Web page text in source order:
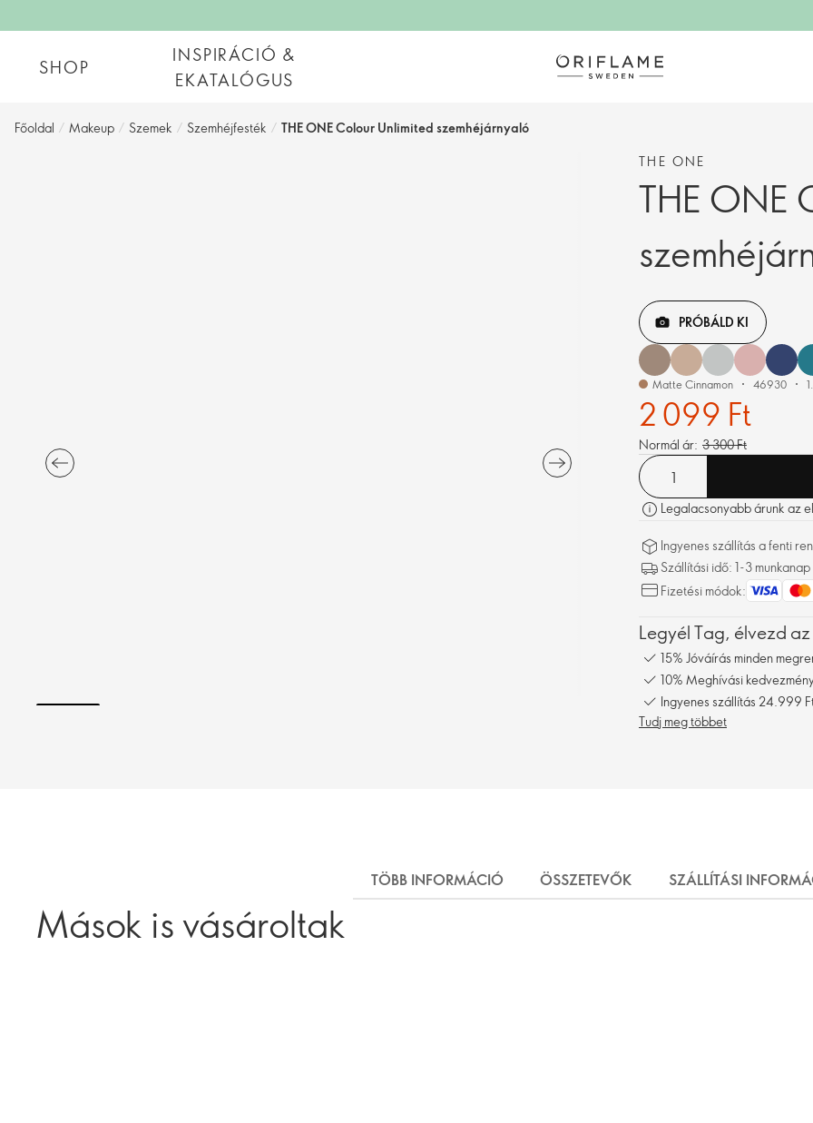
SHOP
INSPIRÁCIÓ &
EKATALÓGUS
Főoldal / Makeup / Szemek / Szemhéjfesték / THE ONE Colour Unlimited szemhéjárnyaló
THE ONE
THE ONE
PRÓBÁLD KI
Matte Cinnamon 46930
2 099 Ft
Normál ár: 3 300 Ft
Legalacsonyabb árunk az
Ingyenes szállítás a fenti
Szállítási idő: 1-3 munkanap
Fizetési módok:
Legyél Tag, élvezd
15% Jóváírás minden
10% Meghívási
Ingyenes szállítás 24.999
Tudj meg többet
TÖBB INFORMÁCIÓ ÖSSZETEVŐK SZÁLLÍTÁSI
Mások is vásároltak